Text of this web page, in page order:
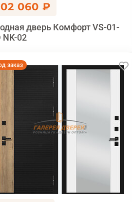
060 ₽
дверь Комфорт VS-01-
NK-02
заказ